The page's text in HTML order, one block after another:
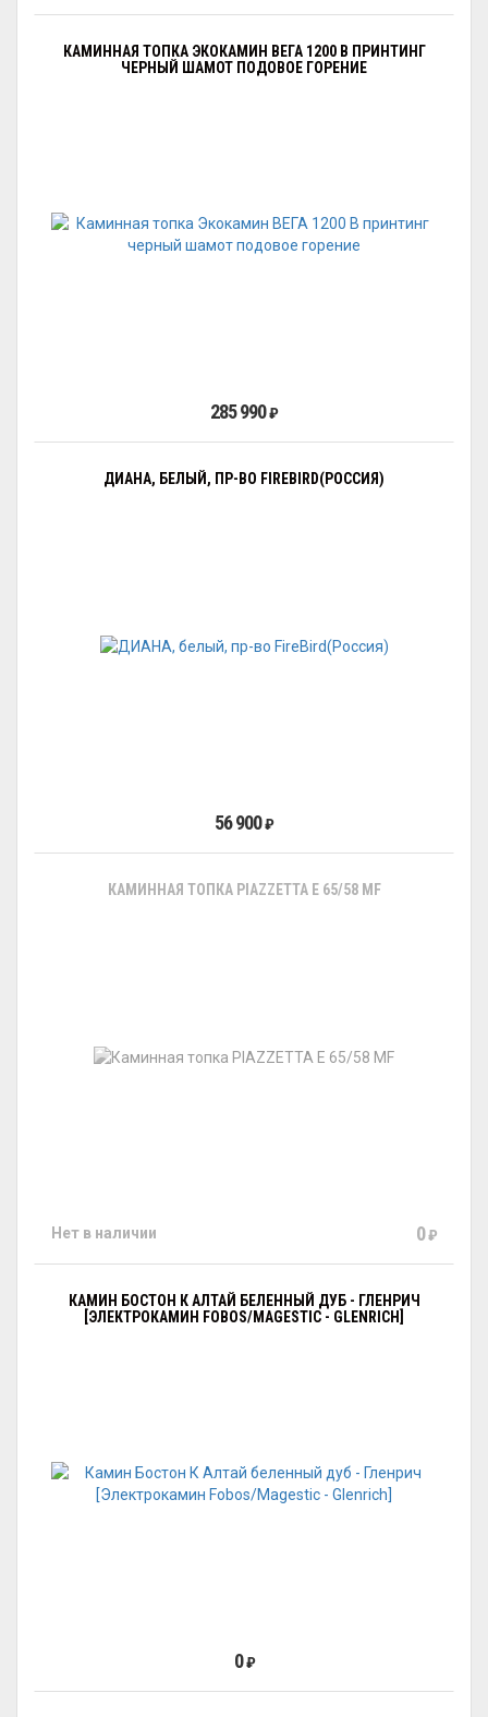
КАМИННАЯ ТОПКА ЭКОКАМИН ВЕГА 1200 B ПРИНТИНГ
ЧЕРНЫЙ ШАМОТ ПОДОВОЕ ГОРЕНИЕ
285 990₽
ДИАНА, БЕЛЫЙ, ПР-ВО FIREBIRD(РОССИЯ)
56 900₽
КАМИННАЯ ТОПКА PIAZZETTA E 65/58 MF
Нет в наличии 0₽
КАМИН БОСТОН К АЛТАЙ БЕЛЕННЫЙ ДУБ - ГЛЕНРИЧ
[ЭЛЕКТРОКАМИН FOBOS/MAGESTIC - GLENRICH]
0₽